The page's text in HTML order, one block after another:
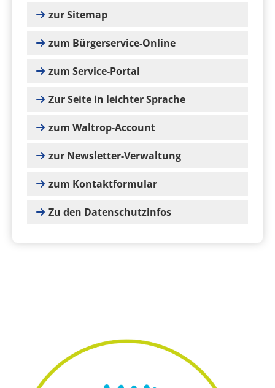
zur Sitemap
zum Bürgerservice-Online
zum Service-Portal
Zur Seite in leichter Sprache
zum Waltrop-Account
zur Newsletter-Verwaltung
zum Kontaktformular
Zu den Datenschutzinfos